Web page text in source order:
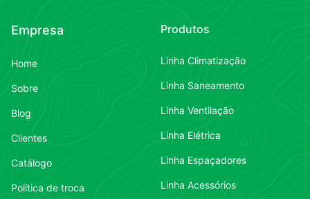
Empresa
Home
Sobre
Blog
Clientes
Catálogo
Política de troca
Produtos
Linha Climatização
Linha Saneamento
Linha Ventilação
Linha Elétrica
Linha Espaçadores
Linha Acessórios